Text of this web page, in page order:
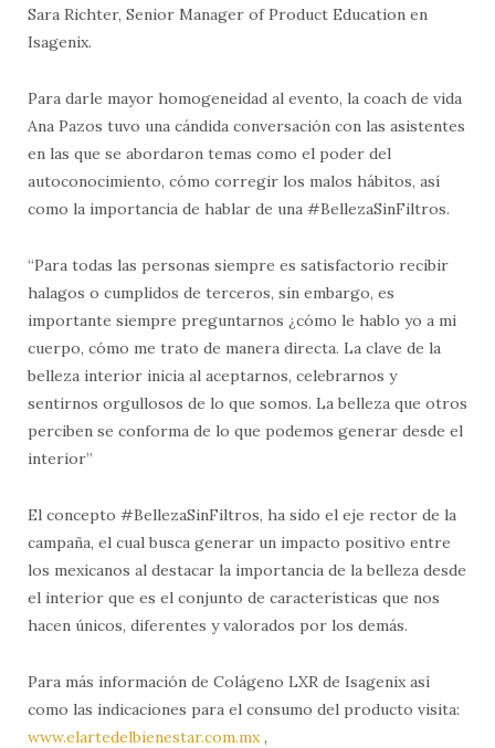
Sara Richter, Senior Manager of Product Education en
Isagenix.
Para darle mayor homogeneidad al evento, la coach de vida
Ana Pazos tuvo una cándida conversación con las asistentes
en las que se abordaron temas como el poder del
autoconocimiento, cómo corregir los malos hábitos, así
como la importancia de hablar de una #BellezaSinFiltros.
“Para todas las personas siempre es satisfactorio recibir
halagos o cumplidos de terceros, sin embargo, es
importante siempre preguntarnos ¿cómo le hablo yo a mi
cuerpo, cómo me trato de manera directa. La clave de la
belleza interior inicia al aceptarnos, celebrarnos y
sentirnos orgullosos de lo que somos. La belleza que otros
perciben se conforma de lo que podemos generar desde el
interior”
El concepto #BellezaSinFiltros, ha sido el eje rector de la
campaña, el cual busca generar un impacto positivo entre
los mexicanos al destacar la importancia de la belleza desde
el interior que es el conjunto de características que nos
hacen únicos, diferentes y valorados por los demás.
Para más información de Colágeno LXR de Isagenix así
como las indicaciones para el consumo del producto visita:
www.elartedelbienestar.com.mx,